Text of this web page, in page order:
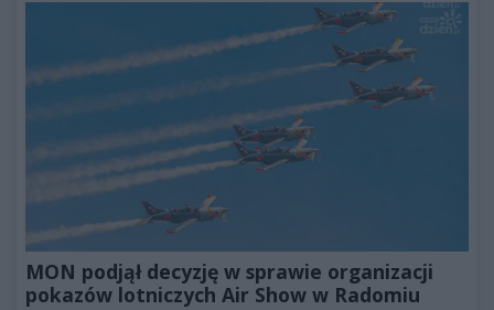
MON podjął decyzję w sprawie organizacji
pokazów lotniczych Air Show w Radomiu